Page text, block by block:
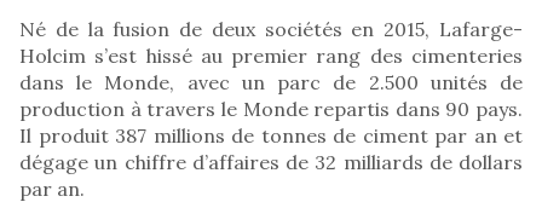
Né de la fusion de deux sociétés en 2015, Lafarge-
Holcim s’est hissé au premier rang des cimenteries
dans le Monde, avec un parc de 2.500 unités de
production à travers le Monde repartis dans 90 pays.
Il produit 387 millions de tonnes de ciment par an et
dégage un chiffre d’affaires de 32 milliards de dollars
par an.